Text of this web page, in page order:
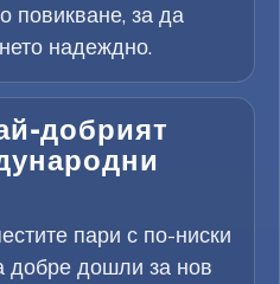
повикване, за да
надеждно.
добрият
пари с по-ниски
добре дошли за нов